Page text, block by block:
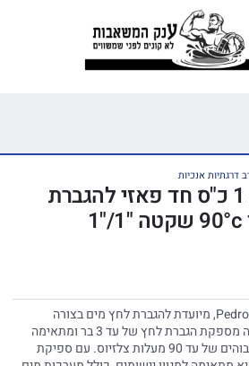
דרגתיות אנכיות
משאבה חיצונית 1 כ"ס חד פאזי להגברת
משאבה חיצונית מתוצרת Pedrollo, מיועדת להגברת לחץ מים בצורה
אפקטיבית ושקטה. המשאבה מספקת הגברת לחץ של עד 3 בר ומתאימה
לשימוש בתנאי טמפרטורה גבוהים של עד 90 מעלות צלזיוס. עם ספיקת